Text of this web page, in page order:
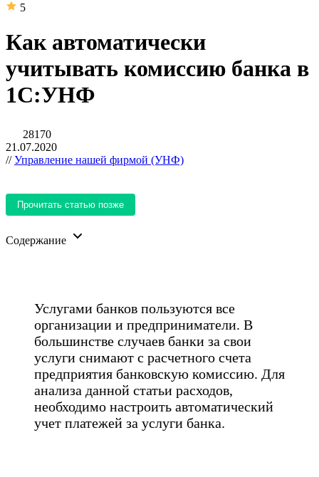
5
Как автоматически
учитывать комиссию банка в
1С:УНФ
28170
21.07.2020
//Управление нашей фирмой (УНФ)
Прочитать статью позже
Содержание
Услугами банков пользуются все
организации и предприниматели. В
большинстве случаев банки за свои
услуги снимают с расчетного счета
предприятия банковскую комиссию. Для
анализа данной статьи расходов,
необходимо настроить автоматический
учет платежей за услуги банка.